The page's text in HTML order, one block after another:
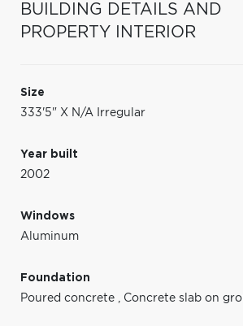
BUILDING DETAILS AND
PROPERTY INTERIOR
Size
333'5" X N/A Irregular
Year built
2002
Windows
Aluminum
Foundation
Poured concrete
Concrete slab on